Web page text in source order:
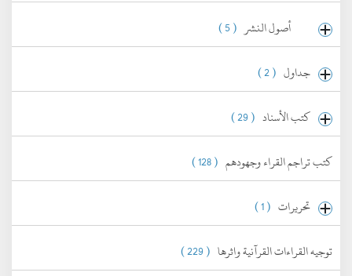
أصول النشر ( 5 )
جداول ( 2 )
كتب الأسناد ( 29 )
كتب تراجم القراء وجهودهم ( 128 )
تحريرات ( 1 )
توجيه القراءات القرآنية واثرها ( 229 )